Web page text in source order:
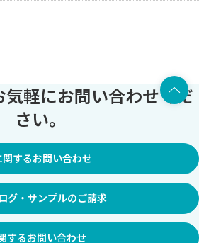
気軽にお問い合わせくだ
さい。
するお問い合わせ
グ・サンプルのご請求
するお問い合わせ